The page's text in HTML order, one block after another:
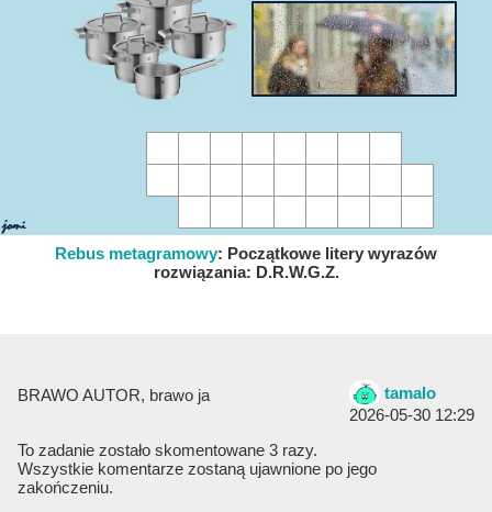
Rebus metagramowy: Początkowe litery wyrazów
rozwiązania: D.R.W.G.Z.
tamalo
2026-05-30 12:29
BRAWO AUTOR, brawo ja
To zadanie zostało skomentowane 3 razy.
Wszystkie komentarze zostaną ujawnione po jego
zakończeniu.